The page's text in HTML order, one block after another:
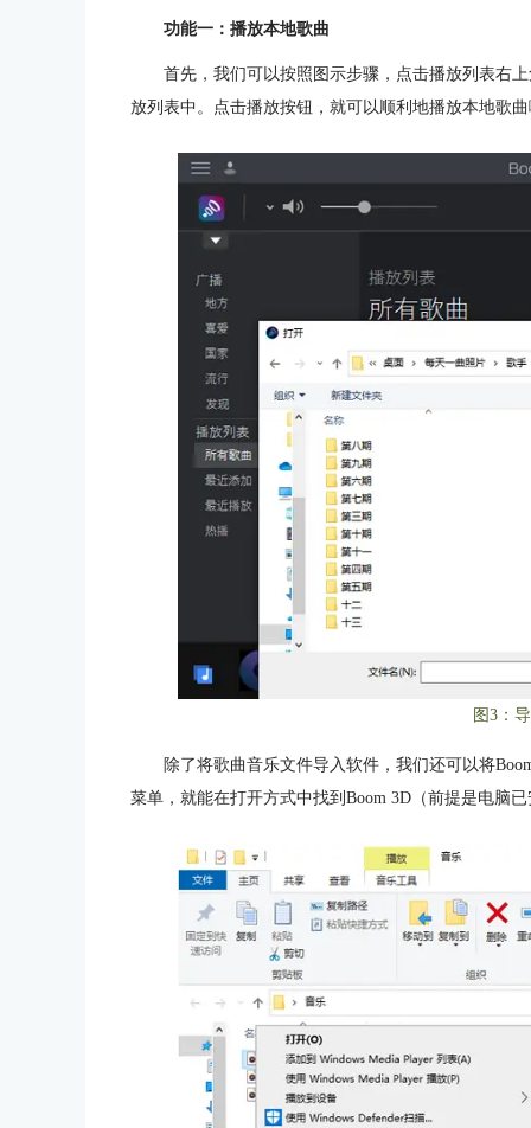
功能一：播放本地歌曲
首先，我们可以按照图示步骤，点击播放列表右
放列表中。点击播放按钮，就可以顺利地播放本地歌
图3：
除了将歌曲音乐文件导入软件，我们还可以将
菜单，就能在打开方式中找到Boom 3D（前提是电脑